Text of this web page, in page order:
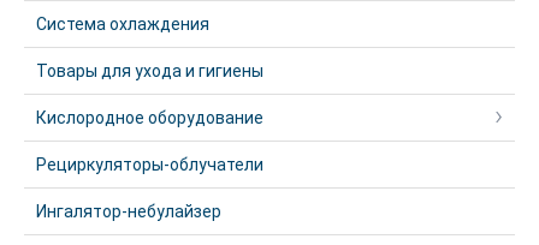
Система охлаждения
Товары для ухода и гигиены
Кислородное оборудование
Рециркуляторы-облучатели
Ингалятор-небулайзер